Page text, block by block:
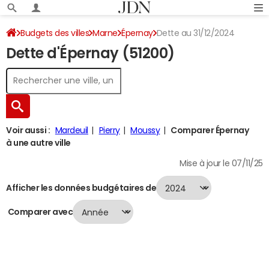
Budgets des villes Marne Épernay Dette au 31/12/2024
Dette d'Épernay (51200)
Voir aussi : Mardeuil Pierry Moussy
Comparer Épernay
à une autre ville
Mise à jour le 07/11/25
Afficher les données budgétaires de
Comparer avec